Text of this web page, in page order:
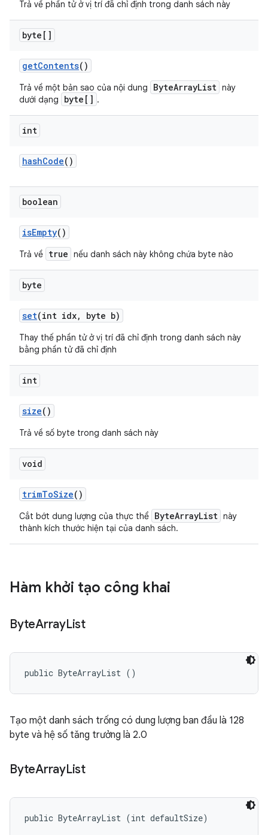
Trả về phần tử ở vị trí đã chỉ định trong danh sách này
byte[]
getContents()
Trả về một bản sao của nội dung ByteArrayList này
dưới dạng
byte[] .
int
hashCode()
boolean
isEmpty()
Trả về true nếu danh sách này không chứa byte nào
byte
set(int idx, byte b)
Thay thế phần tử ở vị trí đã chỉ định trong danh sách này
bằng phần tử đã chỉ định
int
size()
Trả về số byte trong danh sách này
void
trimToSize()
Cắt bớt dung lượng của thực thể ByteArrayList này
thành kích thước hiện tại của danh sách.
Hàm khởi tạo công khai
ByteArrayList
public ByteArrayList ()
Tạo một danh sách trống có dung lượng ban đầu là 128
byte và hệ số tăng trưởng là 2.0
ByteArrayList
public ByteArrayList (int defaultSize)